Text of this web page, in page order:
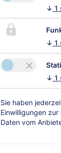
ZIMMER
↓ 1
↓ 1
↓ 1
Sie haben
Einwilligungen
Daten vom